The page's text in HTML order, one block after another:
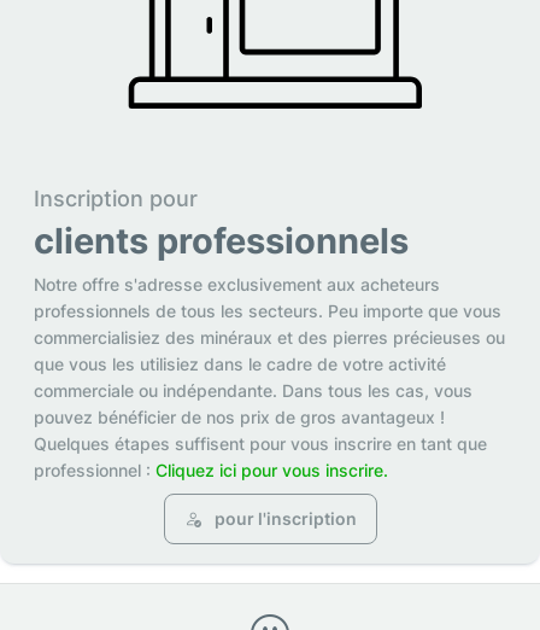
Inscription pour
clients professionnels
Notre offre s'adresse exclusivement aux acheteurs
professionnels de tous les secteurs. Peu importe que vous
commercialisiez des minéraux et des pierres précieuses ou
que vous les utilisiez dans le cadre de votre activité
commerciale ou indépendante. Dans tous les cas, vous
pouvez bénéficier de nos prix de gros avantageux !
Quelques étapes suffisent pour vous inscrire en tant que
professionnel : Cliquez ici pour vous inscrire.
pour l'inscription